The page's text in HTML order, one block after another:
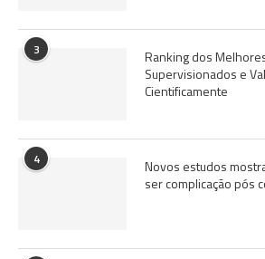
3
Ranking dos
Supervisionados e
Cientificamente
4
Novos estudos
ser complicação pós